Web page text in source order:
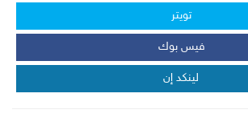
تويتر
فيس بوك
لينكد إن